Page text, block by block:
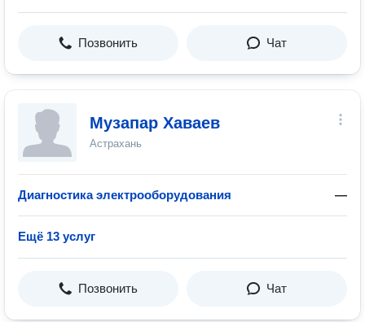
Позвонить Чат
Музапар Хаваев
Астрахань
Диагностика электрооборудования —
Ещё 13 услуг
Позвонить Чат